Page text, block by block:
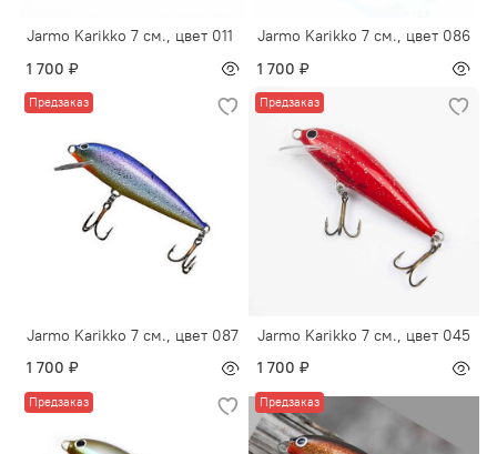
Jarmo Karikko 7 см., цвет 011
1 700 ₽
Jarmo Karikko 7 см., цвет 086
1 700 ₽
Предзаказ
Jarmo Karikko 7 см., цвет 087
1 700 ₽
Предзаказ
Jarmo Karikko 7 см., цвет 045
1 700 ₽
Предзаказ Предзаказ